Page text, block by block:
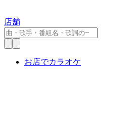
店舗
お店でカラオケ